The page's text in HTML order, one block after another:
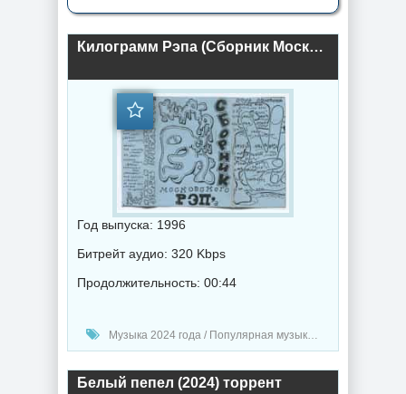
Килограмм Рэпа (Сборник Московского РЭП’а) (1996) торрент
Год выпуска: 1996
Битрейт аудио: 320 Kbps
Продолжительность: 00:44
Музыка 2024 года / Популярная музыка / Рэп - хип хоп музыка
Белый пепел (2024) торрент